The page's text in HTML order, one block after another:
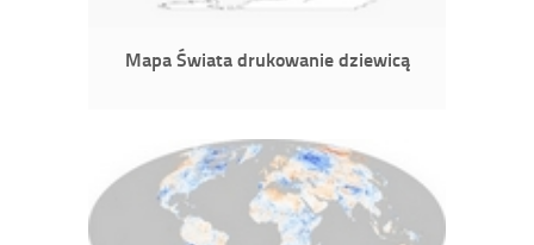
Mapa Świata drukowanie dziewicą